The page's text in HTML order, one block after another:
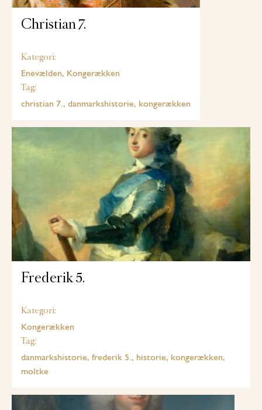
Christian 7.
Kategori:
Enevælden, Kongerækken
Tag:
christian 7., danmarkshistorie, kongerækken
Frederik 5.
Kategori:
Kongerækken
Tag:
danmarkshistorie, frederik 5., historie, kongerækken,
moltke